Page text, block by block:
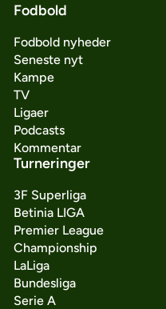
Fodbold
Fodbold nyheder
Seneste nyt
Kampe
TV
Ligaer
Podcasts
Kommentar
Turneringer
3F Superliga
Betinia LIGA
Premier League
Championship
LaLiga
Bundesliga
Serie A